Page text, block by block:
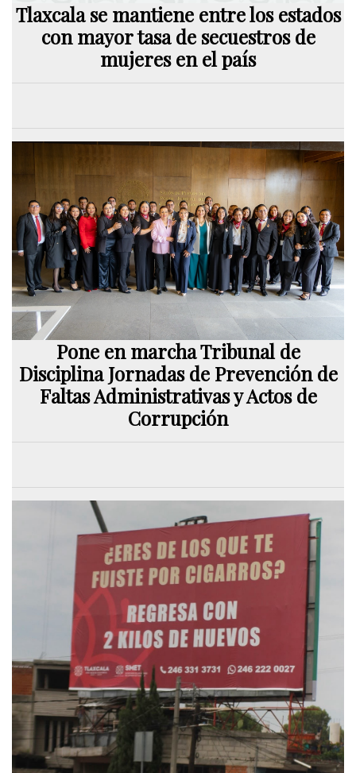
Tlaxcala se mantiene entre los estados
con mayor tasa de secuestros de
mujeres en el país
Pone en marcha Tribunal de
Disciplina Jornadas de Prevención de
Faltas Administrativas y Actos de
Corrupción